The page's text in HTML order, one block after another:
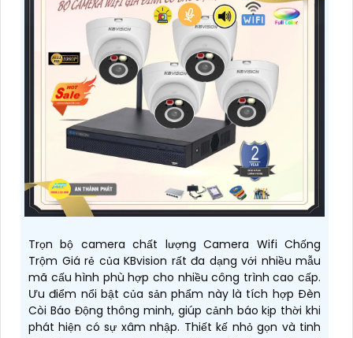
Trọn bộ camera chất lượng Camera Wifi Chống
Trộm Giá rẻ của KBvision rất đa dạng với nhiều mẫu
mã cấu hình phù hợp cho nhiều công trình cao cấp.
Ưu điểm nổi bật của sản phẩm này là tích hợp Ðèn
Còi Báo Động thông minh, giúp cảnh báo kịp thời khi
phát hiện có sự xâm nhập. Thiết kế nhỏ gọn và tinh